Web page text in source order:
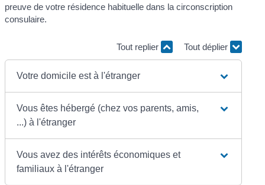
preuve de votre résidence habituelle dans la circonscription
consulaire.
Tout replier Tout déplier
Votre domicile est à l'étranger
Vous êtes hébergé (chez vos parents, amis,
...) à l'étranger
Vous avez des intérêts économiques et
familiaux à l'étranger